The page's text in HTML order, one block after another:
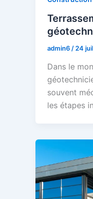
admin6 / 24
Dans le
souvent
les étapes